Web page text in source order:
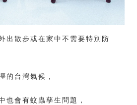
出散步或在家中不需要特別防
的台灣氣候，
也會有蚊蟲孳生問題，